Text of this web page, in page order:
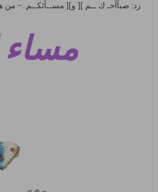
رد: صبآآحـ ك ــم ][ و][ مســآئكــم..~ من
مساء